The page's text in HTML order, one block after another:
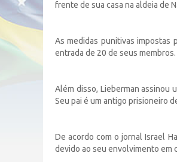
frente de sua casa na aldeia de
As medidas punitivas impostas
entrada de 20 de seus
Além disso, Lieberman assinou
Seu pai é um antigo prisioneiro
De acordo com o jornal Israel
devido ao seu envolvimento em